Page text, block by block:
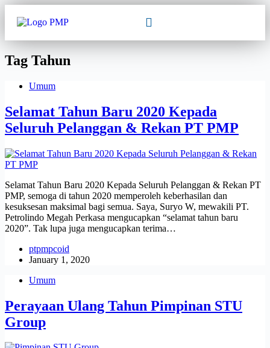
Tag Tahun
Umum
Selamat Tahun Baru 2020 Kepada
Seluruh Pelanggan & Rekan PT PMP
Selamat Tahun Baru 2020 Kepada Seluruh Pelanggan & Rekan PT
PMP, semoga di tahun 2020 memperoleh keberhasilan dan
kesuksesan maksimal bagi semua. Saya, Suryo W, mewakili PT.
Petrolindo Megah Perkasa mengucapkan “selamat tahun baru
2020”. Tak lupa juga mengucapkan terima…
ptpmpcoid
January 1, 2020
Umum
Perayaan Ulang Tahun Pimpinan STU
Group